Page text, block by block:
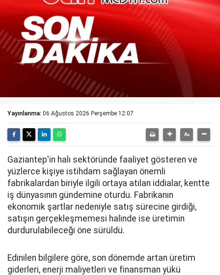
Yayınlanma: 06 Ağustos 2026 Perşembe 12:07
Gaziantep'in halı sektöründe faaliyet gösteren ve
yüzlerce kişiye istihdam sağlayan önemli
fabrikalardan biriyle ilgili ortaya atılan iddialar, kentte
iş dünyasının gündemine oturdu. Fabrikanın
ekonomik şartlar nedeniyle satış sürecine girdiği,
satışın gerçekleşmemesi halinde ise üretimin
durdurulabileceği öne sürüldü.
Edinilen bilgilere göre, son dönemde artan üretim
giderleri, enerji maliyetleri ve finansman yükü